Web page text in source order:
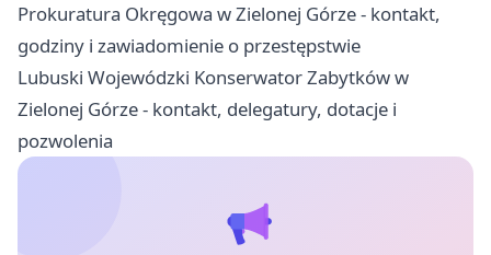
Prokuratura Okręgowa w Zielonej Górze - kontakt,
godziny i zawiadomienie o przestępstwie
Lubuski Wojewódzki Konserwator Zabytków w
Zielonej Górze - kontakt, delegatury, dotacje i
pozwolenia